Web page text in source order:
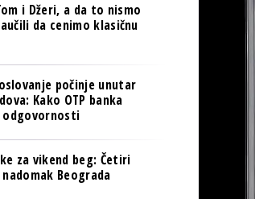
TECH I AI
PULS REGIONA
NOVO NA RAFU
PULS REGIONA
i Džeri, a da to nismo
da cenimo klasičnu
počinje unutar
Kako OTP banka
za vikend beg: Četiri
Beograda